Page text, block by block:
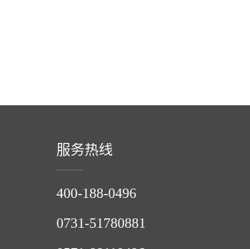
服务热线
400-188-0496
0731-51780881